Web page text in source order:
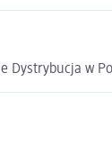
Dystrybucja w